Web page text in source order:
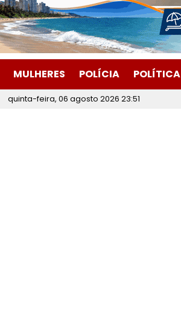
MULHERES POLÍCIA POLÍTICA
quinta-feira, 06 agosto 2026 23:51